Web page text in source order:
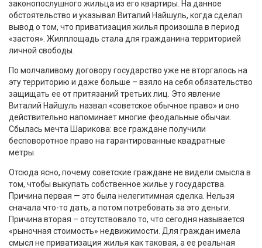
законопослушного жильца из его квартиры. На данное
обстоятельство и указывал Виталий Найшуль, когда сделал
вывод о том, что приватизация жилья произошла в период
«застоя». Жилплощадь стала для гражданина территорией
личной свободы.
По молчаливому договору государство уже не вторгалось на
эту территорию и даже больше – взяло на себя обязательство
защищать ее от притязаний третьих лиц. Это явление
Виталий Найшуль назвал «советское обычное право» и оно
действительно напоминает многие феодальные обычаи.
Сбылась мечта Шарикова: все граждане получили
бесповоротное право на гарантированные квадратные
метры.
Отсюда ясно, почему советские граждане не видели смысла в
том, чтобы выкупать собственное жилье у государства.
Причина первая — это была нелегитимная сделка. Нельзя
сначала что-то дать, а потом потребовать за это деньги.
Причина вторая – отсутствовало то, что сегодня называется
«рыночная стоимость» недвижимости. Для граждан имела
смысл не приватизация жилья как таковая, а ее реальная